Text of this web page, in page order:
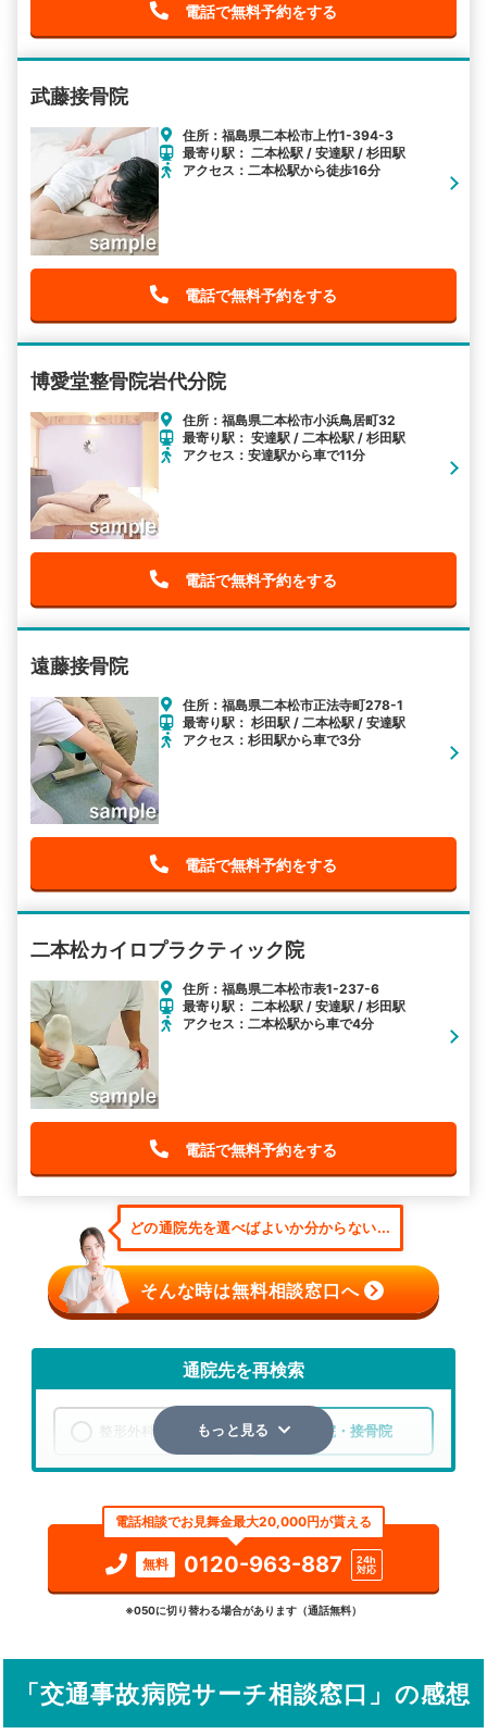
電話で無料予約をする
武藤接骨院
住所：福島県二本松市上竹1-394-3
最寄り駅： 二本松駅 / 安達駅 / 杉田駅
アクセス：二本松駅から徒歩16分
電話で無料予約をする
博愛堂整骨院岩代分院
住所：福島県二本松市小浜鳥居町32
最寄り駅： 安達駅 / 二本松駅 / 杉田駅
アクセス：安達駅から車で11分
電話で無料予約をする
遠藤接骨院
住所：福島県二本松市正法寺町278-1
最寄り駅： 杉田駅 / 二本松駅 / 安達駅
アクセス：杉田駅から車で3分
電話で無料予約をする
二本松カイロプラクティック院
住所：福島県二本松市表1-237-6
最寄り駅： 二本松駅 / 安達駅 / 杉田駅
アクセス：二本松駅から車で4分
電話で無料予約をする
どの通院先を選べばよいか分からない...
そんな時は無料相談窓口へ
通院先を再検索
整形外科 整骨院・接骨院
検索する
詳細条件で絞り込む
駅から探す 院名から探す
もっと見る
電話相談でお見舞金最大20,000円が貰える
無料 0120-963-887
24h
対応
※050に切り替わる場合があります（通話無料）
「交通事故病院サーチ相談窓口」の感想